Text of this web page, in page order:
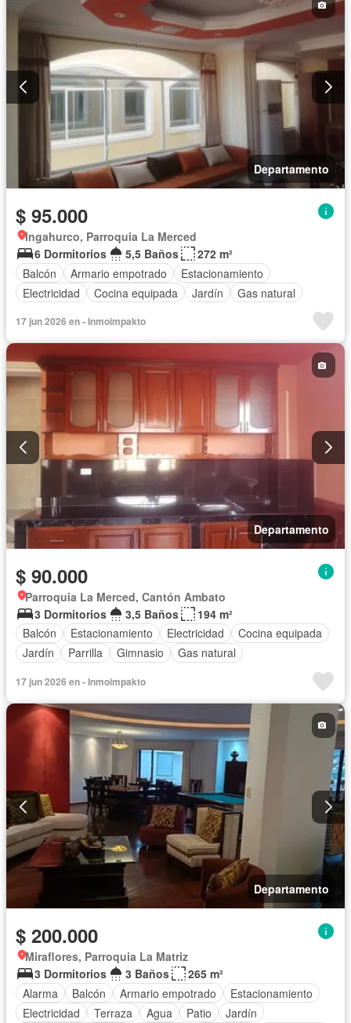
Departamento
$ 95.000
Ingahurco, Parroquia La Merced
6 Dormitorios
5,5 Baños
272 m²
Balcón
Armario empotrado
Estacionamiento
Electricidad
Cocina equipada Jardín Gas natural
17 jun 2026 en - Inmoimpakto
Departamento
$ 90.000
Parroquia La Merced, Cantón Ambato
3 Dormitorios
3,5 Baños
194 m²
Balcón
Estacionamiento Electricidad
Cocina equipada
Jardín
Parrilla Gimnasio Gas natural
17 jun 2026 en - Inmoimpakto
Departamento
$ 200.000
Miraflores, Parroquia La Matriz
3 Dormitorios
3 Baños
265 m²
Alarma
Balcón Armario empotrado
Estacionamiento
Electricidad
Terraza Agua Patio
Jardín